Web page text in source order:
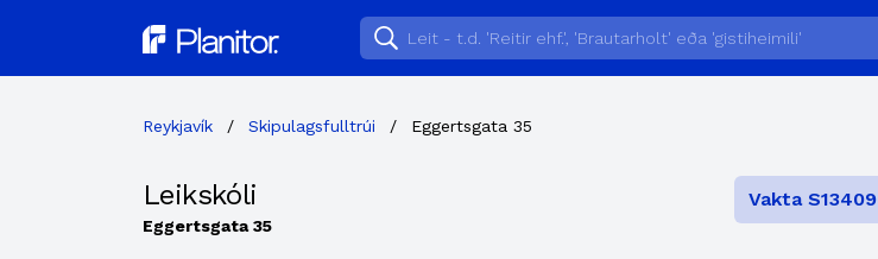
Planitor
Reykjavík / Skipulagsfulltrúi / Eggertsgata 35
Leikskóli
Eggertsgata 35
Vakta S13409